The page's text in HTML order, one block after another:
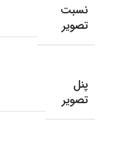
نسبت
تصویر
پنل
تصویر